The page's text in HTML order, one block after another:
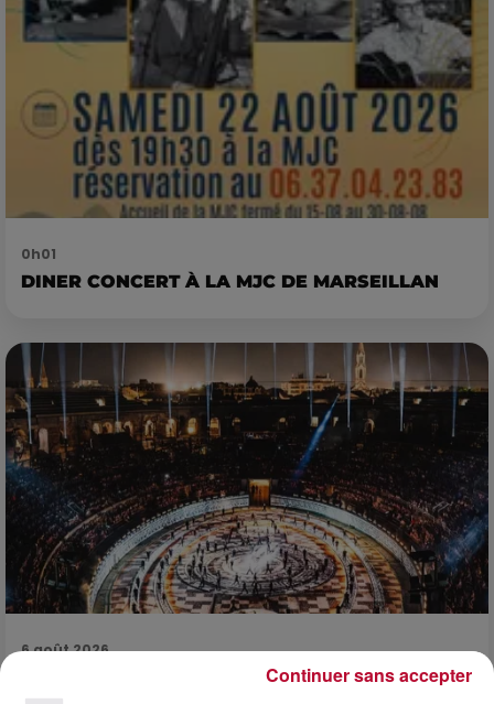
0h01
DINER CONCERT À LA MJC DE MARSEILLAN
6 août 2026
NÎMES : « LE RÊVE DU GLADIATEUR » INVESTIT
LES ARÈNES CES 3...
Continuer sans accepter